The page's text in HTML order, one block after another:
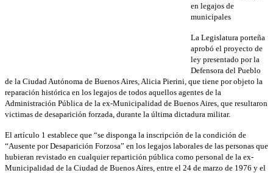
en legajos de
municipales
La Legislatura porteña
aprobó el proyecto de
ley presentado por la
Defensora del Pueblo
de la Ciudad Autónoma de Buenos Aires, Alicia Pierini, que tiene por objeto la
reparación histórica en los legajos de todos aquellos agentes de la
Administración Pública de la ex-Municipalidad de Buenos Aires, que resultaron
victimas de desaparición forzada, durante la última dictadura militar.
El artículo 1 establece que “se disponga la inscripción de la condición de
“Ausente por Desaparición Forzosa” en los legajos laborales de las personas que
hubieran revistado en cualquier repartición pública como personal de la ex-
Municipalidad de la Ciudad de Buenos Aires, entre el 24 de marzo de 1976 y el